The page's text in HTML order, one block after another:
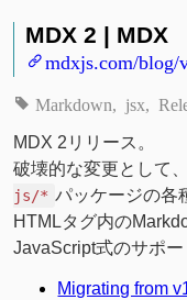
MDX 2 | MDX
mdxjs.com/blog/
Markdown jsx
MDX 2リリース。
破壊的な変更として
js/* パッケージの各
HTMLタグ内の
JavaScript式のサポ
Migrating from